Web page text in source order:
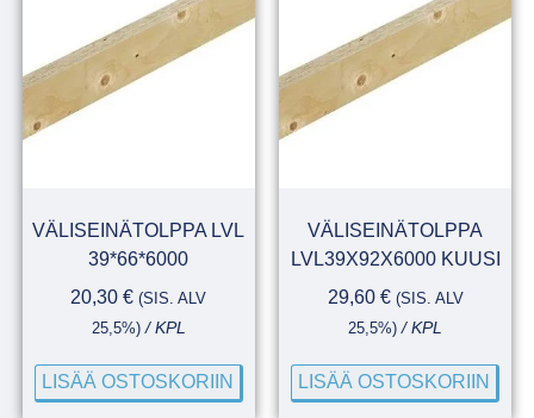
VÄLISEINÄTOLPPA LVL
39*66*6000
20,30€ (SIS. ALV
25,5%)/ KPL
LISÄÄ OSTOSKORIIN
VÄLISEINÄTOLPPA
LVL39X92X6000 KUUSI
29,60 € (SIS. ALV
25,5%) / KPL
LISÄÄ OSTOSKORIIN